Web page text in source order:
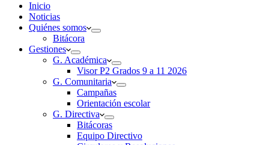
Inicio
Noticias
Quiénes somos
Bitácora
Gestiones
G. Académica
Visor P2 Grados 9 a 11 2026
G. Comunitaria
Campañas
Orientación escolar
G. Directiva
Bitácoras
Equipo Directivo